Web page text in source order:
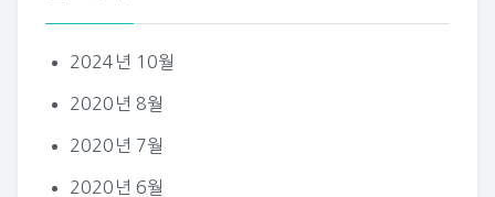
2024년 10월
2020년 8월
2020년 7월
2020년 6월